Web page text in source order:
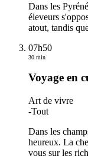
Dans les
éleveurs
atout, tandis
07h50
30 min
Voyage en
Art de vivre
-Tout
Dans les
heureux. La
vous sur les